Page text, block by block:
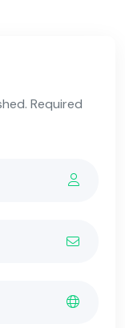
Required